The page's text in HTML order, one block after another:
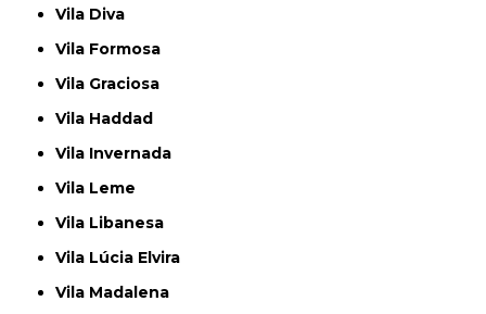
Vila Diva
Vila Formosa
Vila Graciosa
Vila Haddad
Vila Invernada
Vila Leme
Vila Libanesa
Vila Lúcia Elvira
Vila Madalena